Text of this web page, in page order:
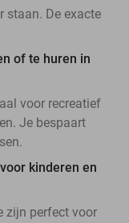
staan. De exacte
of te huren in
voor recreatief
Je bespaart
kinderen en
zijn perfect voor